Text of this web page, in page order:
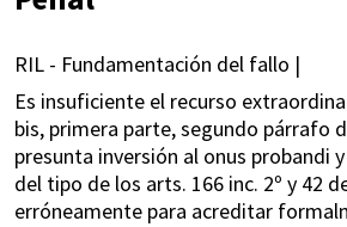
RIL - Fundamentación del fallo |
Es insuficiente el recurso
bis, primera parte, segundo párrafo
presunta inversión al onus probandi
del tipo de los arts. 166 inc. 2º y 42
erróneamente para acreditar